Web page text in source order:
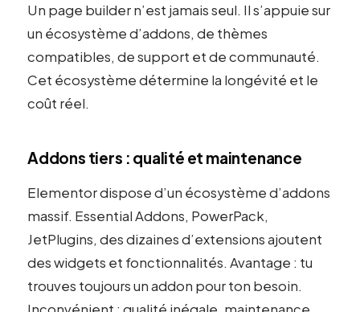
Un page builder n’est jamais seul. Il s’appuie sur
un écosystème d’addons, de thèmes
compatibles, de support et de communauté.
Cet écosystème détermine la longévité et le
coût réel.
Addons tiers : qualité et maintenance
Elementor dispose d’un écosystème d’addons
massif. Essential Addons, PowerPack,
JetPlugins, des dizaines d’extensions ajoutent
des widgets et fonctionnalités. Avantage : tu
trouves toujours un addon pour ton besoin.